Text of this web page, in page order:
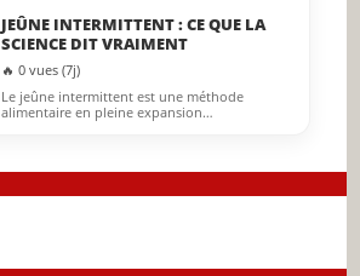
JEÛNE INTERMITTENT : CE QUE LA
SCIENCE DIT VRAIMENT
🔥 0 vues (7j)
Le jeûne intermittent est une méthode
alimentaire en pleine expansion…